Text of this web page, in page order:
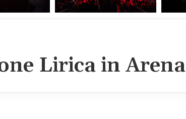
Lirica in Arena